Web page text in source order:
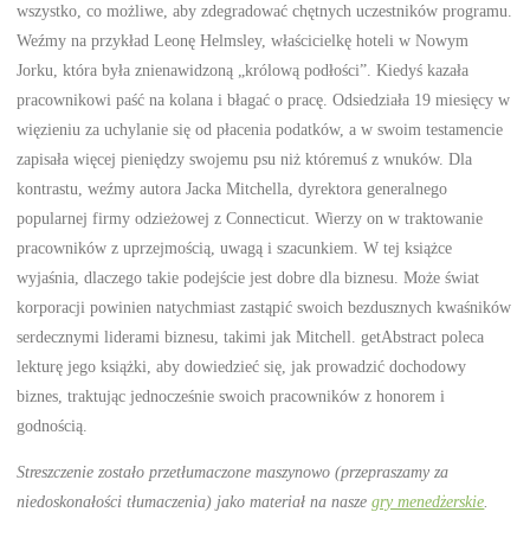
wszystko, co możliwe, aby zdegradować chętnych uczestników programu.
Weźmy na przykład Leonę Helmsley, właścicielkę hoteli w Nowym
Jorku, która była znienawidzoną „królową podłości”. Kiedyś kazała
pracownikowi paść na kolana i błagać o pracę. Odsiedziała 19 miesięcy w
więzieniu za uchylanie się od płacenia podatków, a w swoim testamencie
zapisała więcej pieniędzy swojemu psu niż któremuś z wnuków. Dla
kontrastu, weźmy autora Jacka Mitchella, dyrektora generalnego
popularnej firmy odzieżowej z Connecticut. Wierzy on w traktowanie
pracowników z uprzejmością, uwagą i szacunkiem. W tej książce
wyjaśnia, dlaczego takie podejście jest dobre dla biznesu. Może świat
korporacji powinien natychmiast zastąpić swoich bezdusznych kwaśników
serdecznymi liderami biznesu, takimi jak Mitchell. getAbstract poleca
lekturę jego książki, aby dowiedzieć się, jak prowadzić dochodowy
biznes, traktując jednocześnie swoich pracowników z honorem i
godnością.
Streszczenie zostało przetłumaczone maszynowo (przepraszamy za
niedoskonałości tłumaczenia) jako materiał na naszegry menedżerskie.